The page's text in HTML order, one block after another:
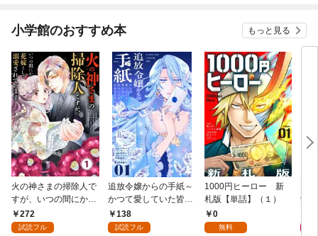
小学館のおすすめ本 もっと見る
火の神さまの掃除人で
すが、いつの間にか花
嫁として溺愛されてい
ます【単話】（１）
272
試読フル
追放令嬢からの手紙～
かつて愛していた皆さ
まへ 私のことなどお忘
れですか？～【単話】
138
試読フル
1000円ヒーロー 新
札版【単話】（１）
0
無料
9.5